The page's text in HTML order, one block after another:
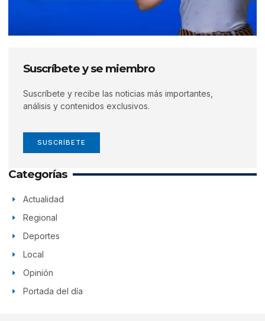
Suscríbete y se miembro
Suscríbete y recibe las noticias más importantes,
análisis y contenidos exclusivos.
SUSCRÍBETE
Categorías
Actualidad
Regional
Deportes
Local
Opinión
Portada del día